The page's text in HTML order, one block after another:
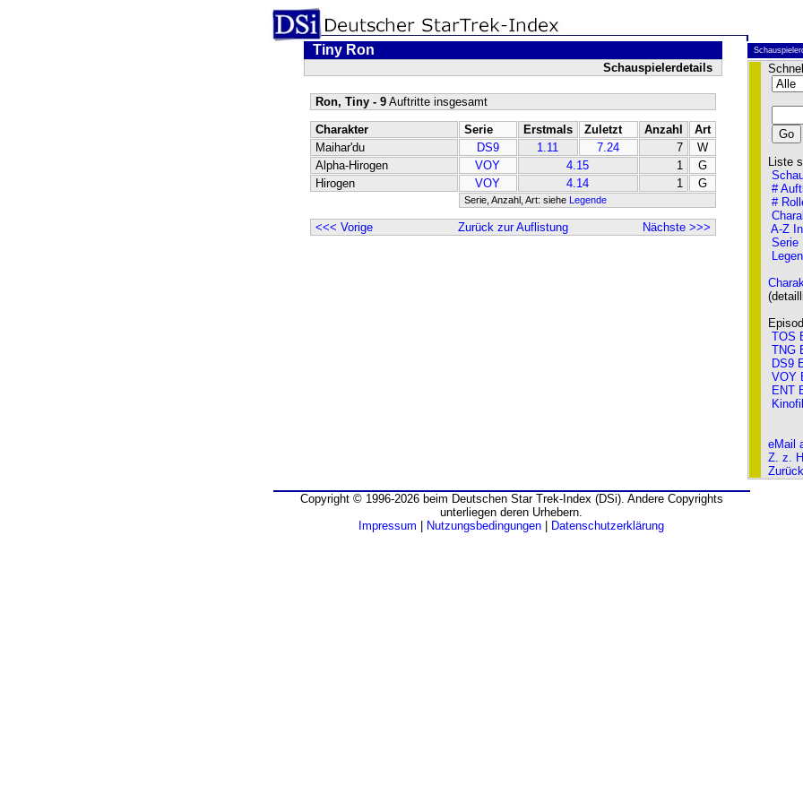
Tiny Ron
Schauspielerdetails
Ron, Tiny - 9Auftritte insgesamt
Charakter Serie Erstmals Zuletzt Anzahl
Art
Maihar'du
DS9 1.11 7.24 7
W
Alpha-Hirogen
VOY 4.15 1
G
Hirogen
VOY 4.14 1 G
Serie, Anzahl, Art: siehe Legende
<<< Vorige Zurück zur Auflistung Nächste >>>
Liste
#
#
A-Z
Serie
TOS
TNG
DS9
VOY
ENT
eMail
Z. z.
Copyright © 1996-2026 beim Deutschen Star Trek-Index (DSi). Andere Copyrights
unterliegen deren Urhebern.
Impressum
Nutzungsbedingungen Datenschutzerklärung